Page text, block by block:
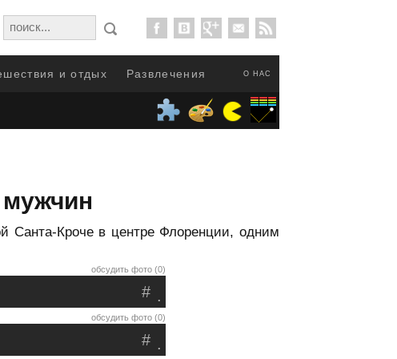
О НАС
и отдых Развлечения
Санта-Кроче в центре Флоренции, одним
обсудить фото (0)
.
#
обсудить фото (0)
.
#